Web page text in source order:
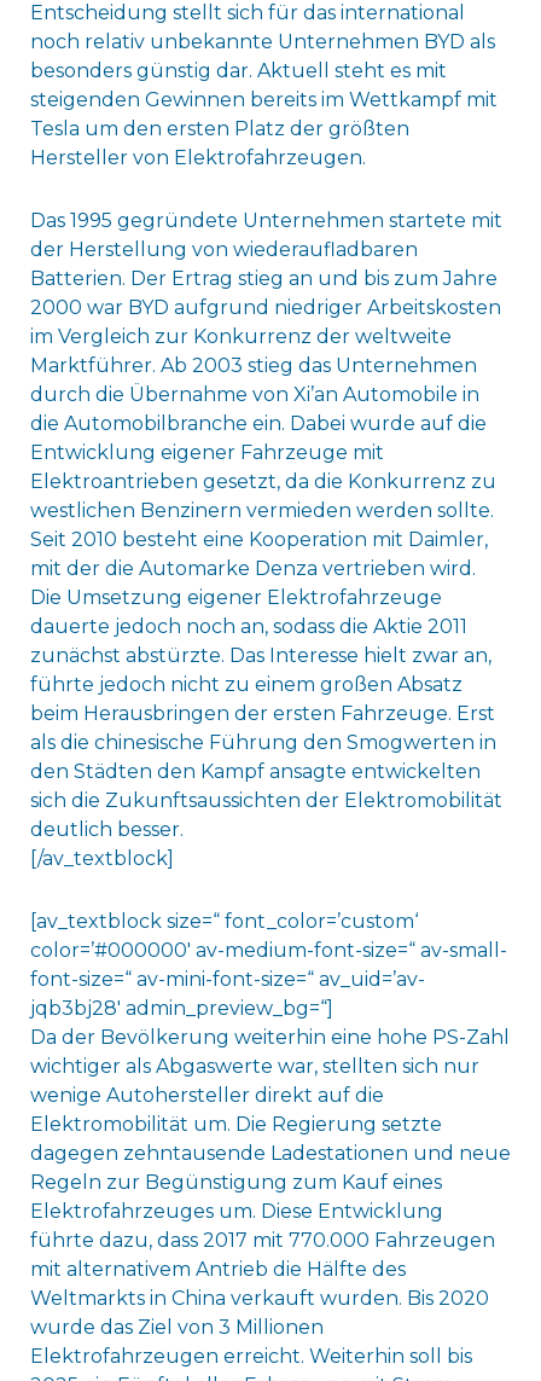
Entscheidung stellt sich für das international
noch relativ unbekannte Unternehmen BYD als
besonders günstig dar. Aktuell steht es mit
steigenden Gewinnen bereits im Wettkampf mit
Tesla um den ersten Platz der größten
Hersteller von Elektrofahrzeugen.
Das 1995 gegründete Unternehmen startete mit
der Herstellung von wiederaufladbaren
Batterien. Der Ertrag stieg an und bis zum Jahre
2000 war BYD aufgrund niedriger Arbeitskosten
im Vergleich zur Konkurrenz der weltweite
Marktführer. Ab 2003 stieg das Unternehmen
durch die Übernahme von Xi’an Automobile in
die Automobilbranche ein. Dabei wurde auf die
Entwicklung eigener Fahrzeuge mit
Elektroantrieben gesetzt, da die Konkurrenz zu
westlichen Benzinern vermieden werden sollte.
Seit 2010 besteht eine Kooperation mit Daimler,
mit der die Automarke Denza vertrieben wird.
Die Umsetzung eigener Elektrofahrzeuge
dauerte jedoch noch an, sodass die Aktie 2011
zunächst abstürzte. Das Interesse hielt zwar an,
führte jedoch nicht zu einem großen Absatz
beim Herausbringen der ersten Fahrzeuge. Erst
als die chinesische Führung den Smogwerten in
den Städten den Kampf ansagte entwickelten
sich die Zukunftsaussichten der Elektromobilität
deutlich besser.
[/av_textblock]
[av_textblock size=“ font_color=’custom‘
color=’#000000′ av-medium-font-size=“ av-small-
font-size=“ av-mini-font-size=“ av_uid=’av-
jqb3bj28′ admin_preview_bg=“]
Da der Bevölkerung weiterhin eine hohe PS-Zahl
wichtiger als Abgaswerte war, stellten sich nur
wenige Autohersteller direkt auf die
Elektromobilität um. Die Regierung setzte
dagegen zehntausende Ladestationen und neue
Regeln zur Begünstigung zum Kauf eines
Elektrofahrzeuges um. Diese Entwicklung
führte dazu, dass 2017 mit 770.000 Fahrzeugen
mit alternativem Antrieb die Hälfte des
Weltmarkts in China verkauft wurden. Bis 2020
wurde das Ziel von 3 Millionen
Elektrofahrzeugen erreicht. Weiterhin soll bis